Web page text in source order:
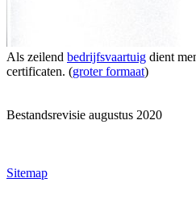
Als zeilend bedrijfsvaartuig dient
certificaten. (groter formaat)
Bestandsrevisie augustus 2020
Sitemap